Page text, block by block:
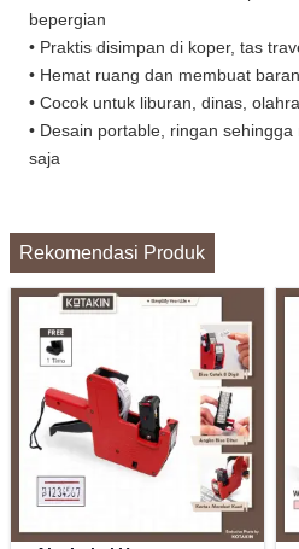
bepergian
• Praktis disimpan di koper, tas
• Hemat ruang dan membuat
• Cocok untuk liburan, dinas,
• Desain portable, ringan
saja
Rekomendasi Produk